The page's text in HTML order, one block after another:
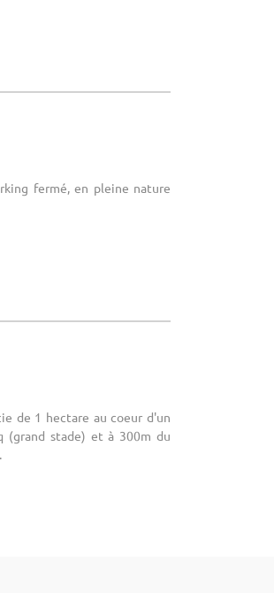
fermé, en pleine nature
de 1 hectare au coeur d'un
(grand stade) et à 300m du